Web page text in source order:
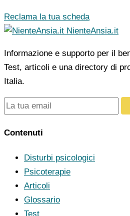
Reclama la tua scheda
NienteAnsia.it
Informazione e supporto per il
Test, articoli e una directory di
Italia.
Contenuti
Disturbi psicologici
Psicoterapie
Articoli
Glossario
Test